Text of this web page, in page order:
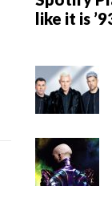
like it is